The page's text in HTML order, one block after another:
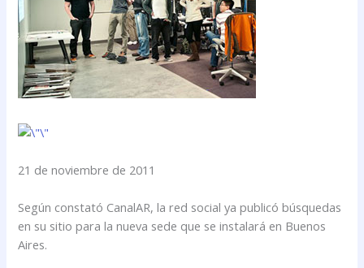
21 de noviembre de 2011
Según constató CanalAR, la red social ya publicó búsquedas
en su sitio para la nueva sede que se instalará en Buenos
Aires.